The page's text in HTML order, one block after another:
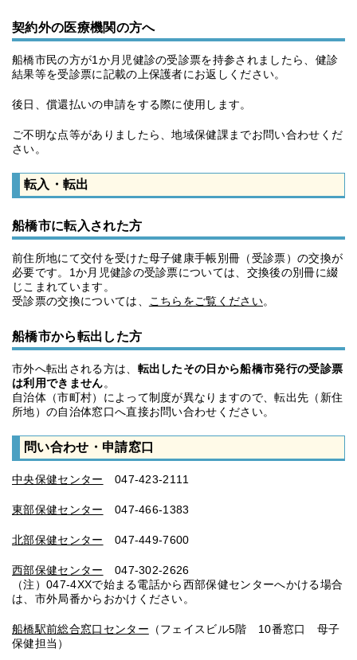
契約外の医療機関の方へ
船橋市民の方が1か月児健診の受診票を持参されましたら、健診
結果等を受診票に記載の上保護者にお返しください。
後日、償還払いの申請をする際に使用します。
ご不明な点等がありましたら、地域保健課までお問い合わせくだ
さい。
転入・転出
船橋市に転入された方
前住所地にて交付を受けた母子健康手帳別冊（受診票）の交換が
必要です。1か月児健診の受診票については、交換後の別冊に綴
じこまれています。
受診票の交換については、
こちらをご覧ください。
船橋市から転出した方
市外へ転出される方は、 転出したその日から船橋市発行の受診票
は利用できません。
自治体（市町村）によって制度が異なりますので、転出先（新住
所地）の自治体窓口へ直接お問い合わせください。
問い合わせ・申請窓口
中央保健センター 047-423-2111
東部保健センター 047-466-1383
北部保健センター 047-449-7600
西部保健センター 047-302-2626
（注）047-4XXで始まる電話から西部保健センターへかける場合
は、市外局番からおかけください。
船橋駅前総合窓口センター （フェイスビル5階 10番窓口 母子
保健担当）